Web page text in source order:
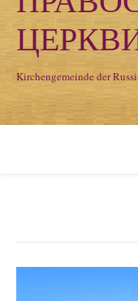
Kirchengemeinde der